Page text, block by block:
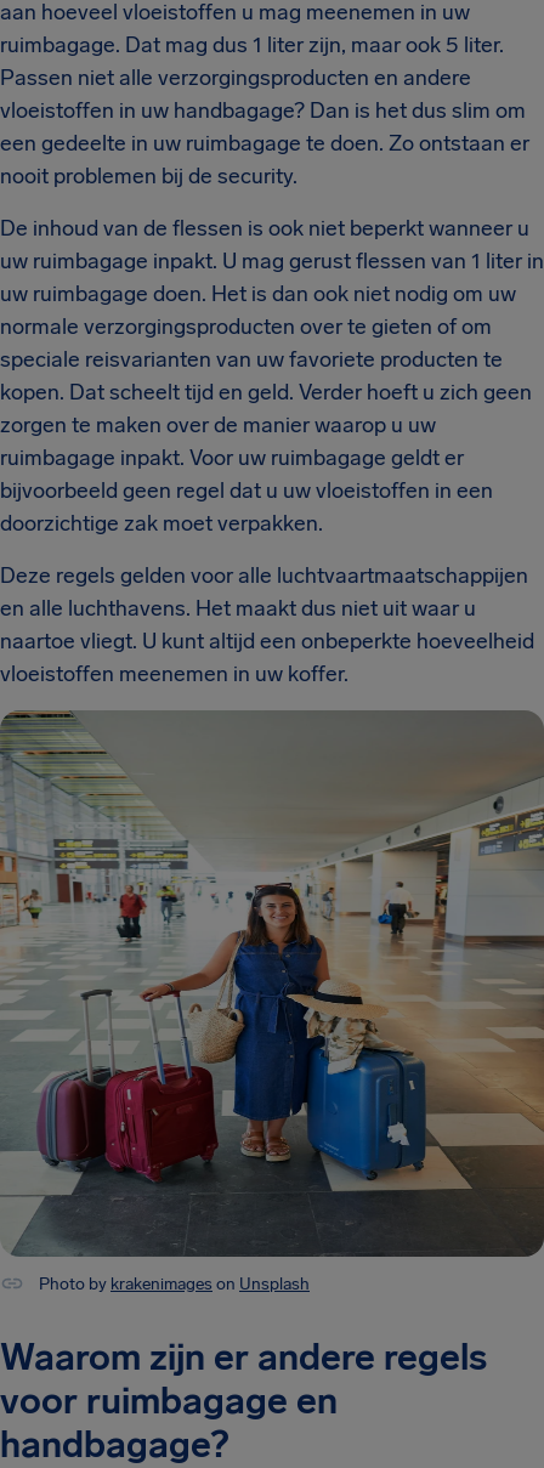
aan hoeveel vloeistoffen u mag meenemen in uw
ruimbagage. Dat mag dus 1 liter zijn, maar ook 5 liter.
Passen niet alle verzorgingsproducten en andere
vloeistoffen in uw handbagage? Dan is het dus slim om
een gedeelte in uw ruimbagage te doen. Zo ontstaan er
nooit problemen bij de security.
De inhoud van de flessen is ook niet beperkt wanneer u
uw ruimbagage inpakt. U mag gerust flessen van 1 liter in
uw ruimbagage doen. Het is dan ook niet nodig om uw
normale verzorgingsproducten over te gieten of om
speciale reisvarianten van uw favoriete producten te
kopen. Dat scheelt tijd en geld. Verder hoeft u zich geen
zorgen te maken over de manier waarop u uw
ruimbagage inpakt. Voor uw ruimbagage geldt er
bijvoorbeeld geen regel dat u uw vloeistoffen in een
doorzichtige zak moet verpakken.
Deze regels gelden voor alle luchtvaartmaatschappijen
en alle luchthavens. Het maakt dus niet uit waar u
naartoe vliegt. U kunt altijd een onbeperkte hoeveelheid
vloeistoffen meenemen in uw koffer.
Photo by krakenimages on Unsplash
Waarom zijn er andere regels
voor ruimbagage en
handbagage?